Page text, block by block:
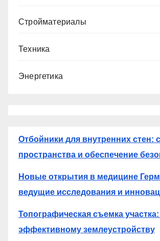
Стройматериалы
Техника
Энергетика
Отбойники для внутренних стен:
пространства и обеспечение
Новые открытия в медицине
ведущие исследования и
Топографическая съемка
эффективному землеустройству